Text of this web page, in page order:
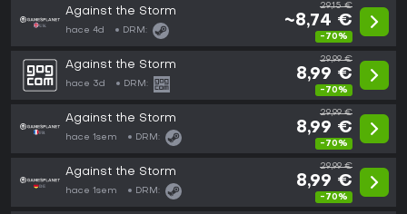
Against the Storm
hace 4d DRM:
29,15 €
~8,74 €
-70%
Against the Storm
hace 3d DRM:
29,99 €
8,99 €
-70%
Against the Storm
hace 1sem DRM:
29,99 €
8,99 €
-70%
Against the Storm
hace 1sem DRM:
29,99 €
8,99 €
-70%